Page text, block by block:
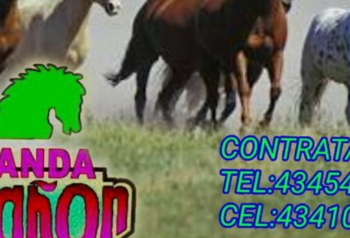
Solicitud de Reserva Comentarios 0
Deja Resena Lista de reclamaciones Reportar
Por favor contáctenos
rápida de comunicarse.
Abrir
Galeria